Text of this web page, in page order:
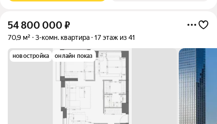
54 800 000 ₽
70,9 м² 3-комн. квартира 17 этаж из 41
новостройка онлайн показ